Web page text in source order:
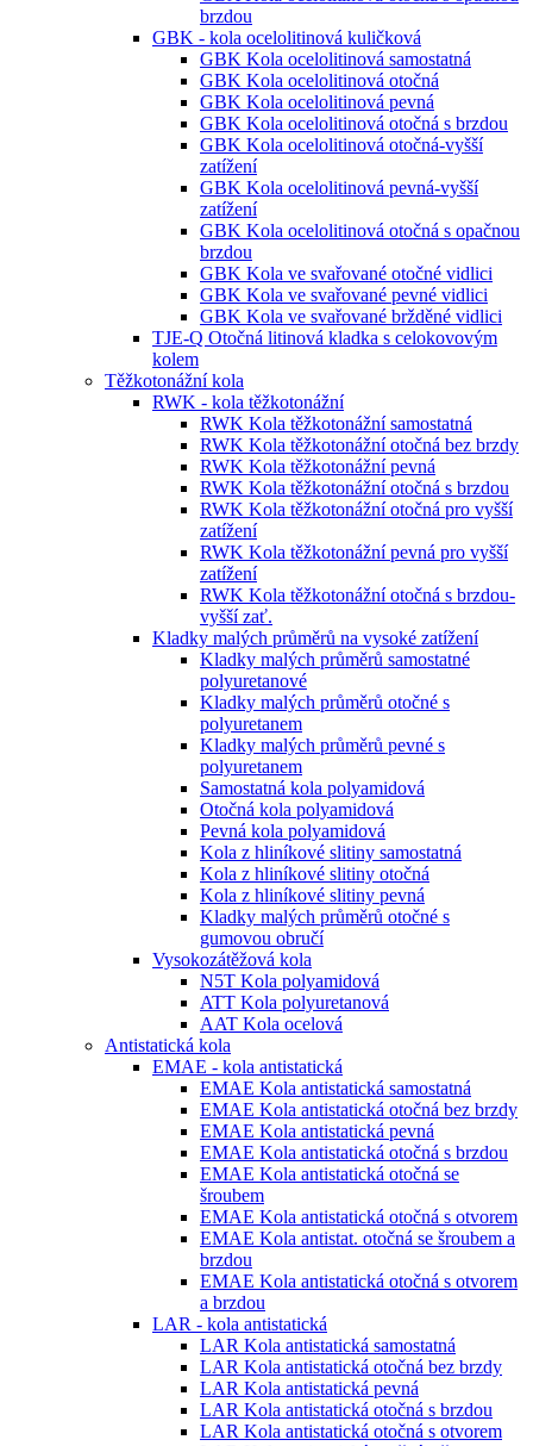
brzdou
GBK - kola ocelolitinová kuličková
GBK Kola ocelolitinová samostatná
GBK Kola ocelolitinová otočná
GBK Kola ocelolitinová pevná
GBK Kola ocelolitinová otočná s brzdou
GBK Kola ocelolitinová otočná-vyšší
zatížení
GBK Kola ocelolitinová pevná-vyšší
zatížení
GBK Kola ocelolitinová otočná s opačnou
brzdou
GBK Kola ve svařované otočné vidlici
GBK Kola ve svařované pevné vidlici
GBK Kola ve svařované bržděné vidlici
TJE-Q Otočná litinová kladka s celokovovým
kolem
Těžkotonážní kola
RWK - kola těžkotonážní
RWK Kola těžkotonážní samostatná
RWK Kola těžkotonážní otočná bez brzdy
RWK Kola těžkotonážní pevná
RWK Kola těžkotonážní otočná s brzdou
RWK Kola těžkotonážní otočná pro vyšší
zatížení
RWK Kola těžkotonážní pevná pro vyšší
zatížení
RWK Kola těžkotonážní otočná s brzdou-
vyšší zať.
Kladky malých průměrů na vysoké zatížení
Kladky malých průměrů samostatné
polyuretanové
Kladky malých průměrů otočné s
polyuretanem
Kladky malých průměrů pevné s
polyuretanem
Samostatná kola polyamidová
Otočná kola polyamidová
Pevná kola polyamidová
Kola z hliníkové slitiny samostatná
Kola z hliníkové slitiny otočná
Kola z hliníkové slitiny pevná
Kladky malých průměrů otočné s
gumovou obručí
Vysokozátěžová kola
N5T Kola polyamidová
ATT Kola polyuretanová
AAT Kola ocelová
Antistatická kola
EMAE - kola antistatická
EMAE Kola antistatická samostatná
EMAE Kola antistatická otočná bez brzdy
EMAE Kola antistatická pevná
EMAE Kola antistatická otočná s brzdou
EMAE Kola antistatická otočná se
šroubem
EMAE Kola antistatická otočná s otvorem
EMAE Kola antistat. otočná se šroubem a
brzdou
EMAE Kola antistatická otočná s otvorem
a brzdou
LAR - kola antistatická
LAR Kola antistatická samostatná
LAR Kola antistatická otočná bez brzdy
LAR Kola antistatická pevná
LAR Kola antistatická otočná s brzdou
LAR Kola antistatická otočná s otvorem